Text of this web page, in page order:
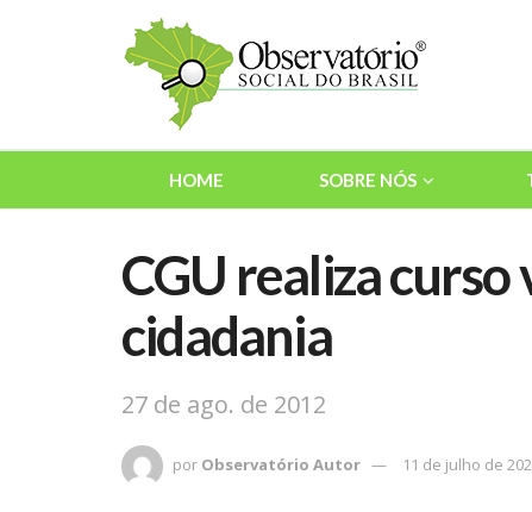
HOME SOBRE NÓS
CGU realiza
cidadania
27 de ago. de 2012
por Observatório Autor 11 de julho de